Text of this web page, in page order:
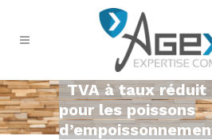
TVA à taux réduit
pour les poissons